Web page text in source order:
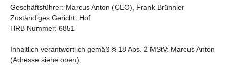
Geschäftsführer: Marcus Anton (CEO), Frank Brünnler
Zuständiges Gericht: Hof
HRB Nummer: 6851
Inhaltlich verantwortlich gemäß § 18 Abs. 2 MStV: Marcus Anton
(Adresse siehe oben)